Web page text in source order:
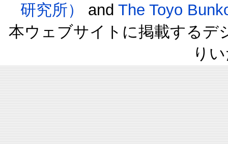
研究所）
and The Toyo
本ウェブサイトに掲載するデ
り